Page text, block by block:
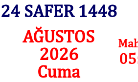
24 SAFER 1448
AĞUSTOS
2026
Cuma